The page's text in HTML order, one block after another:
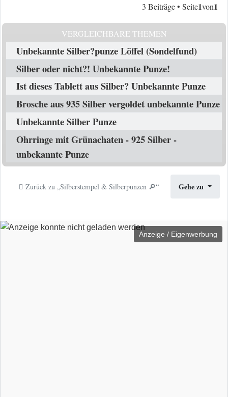
3 Beiträge • Seite1von1
VERGLEICHBARE THEMEN
Unbekannte Silber?punze Löffel (Sondelfund)
Silber oder nicht?! Unbekannte Punze!
Ist dieses Tablett aus Silber? Unbekannte Punze
Brosche aus 935 Silber vergoldet unbekannte Punze
Unbekannte Silber Punze
Ohrringe mit Grünachaten - 925 Silber -
unbekannte Punze
Zurück zu „Silberstempel & Silberpunzen 🔎“ Gehe zu
Anzeige / Eigenwerbung